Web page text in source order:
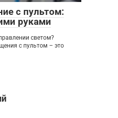
с пультом:
руками
светом?
с пультом – это